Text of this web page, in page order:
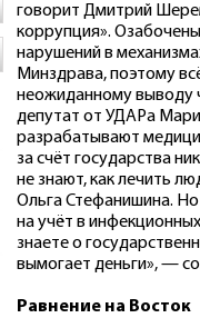
говорит Дмитрий
коррупция».
нарушений в
Минздрава, поэтому
неожиданному выводу
депутат от УДАРа
разрабатывают
за счёт государства
не знают, как лечить
Ольга Стефанишина.
на учёт в
знаете о
вымогает деньги», —
Равнение на Восток